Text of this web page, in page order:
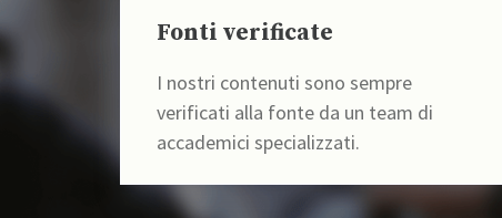
Fonti verificate
I nostri contenuti sono sempre
verificati alla fonte da un team di
accademici specializzati.